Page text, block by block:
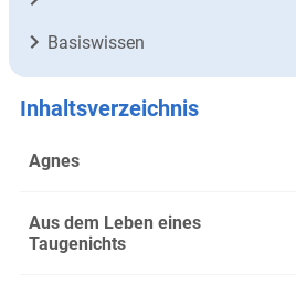
Basiswissen
Inhaltsverzeichnis
Agnes
Aus dem Leben eines
Taugenichts